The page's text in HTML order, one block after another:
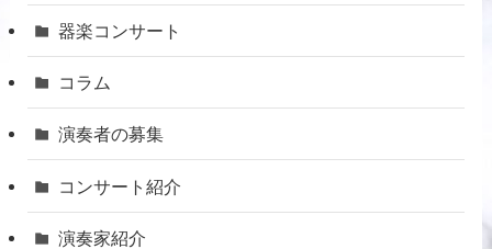
器楽コンサート
コラム
演奏者の募集
コンサート紹介
演奏家紹介